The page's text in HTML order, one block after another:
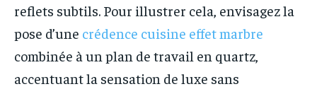
reflets subtils. Pour illustrer cela, envisagez la
pose d’une crédence cuisine effet marbre
combinée à un plan de travail en quartz,
accentuant la sensation de luxe sans